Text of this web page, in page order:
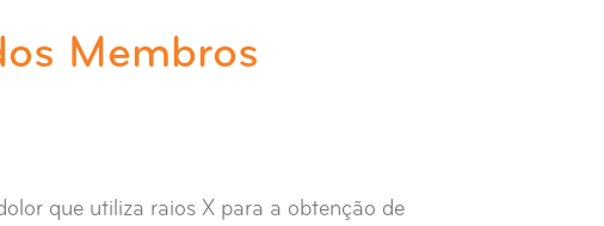
Membros
que utiliza raios X para a obtenção de